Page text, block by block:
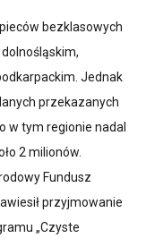
bezklasowych
Jednak
przekazanych
w tym regionie nadal
2 milionów.
Fundusz
przyjmowanie
„Czyste